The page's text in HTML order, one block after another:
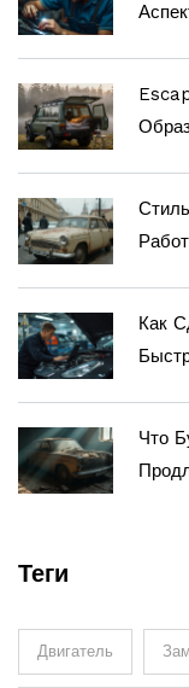
Как
Что
Теги
Двигатель